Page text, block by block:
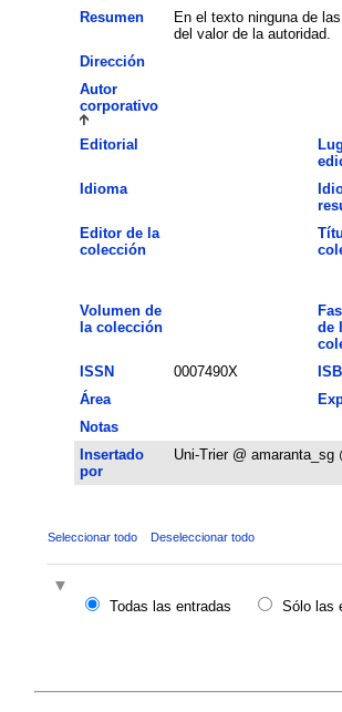
Resumen
En el texto ninguna de
del valor de la autoridad.
Dirección
Autor
corporativo
Editorial
Idioma
Editor de la
colección
Volumen de
la colección
de
ISSN
0007490X
Área
Notas
Insertado
por
Uni-Trier @ amaranta_sg
Seleccionar todo Deseleccionar todo
Todas las entradas
Sólo las